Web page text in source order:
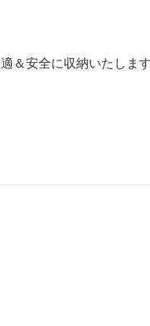
＆安全に収納いたしま